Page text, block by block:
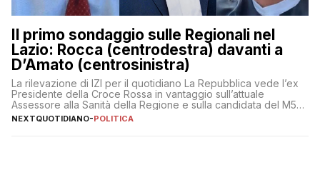
Il primo sondaggio sulle Regionali nel
Lazio: Rocca (centrodestra) davanti a
D’Amato (centrosinistra)
La rilevazione di IZI per il quotidiano La Repubblica vede l’ex
Presidente della Croce Rossa in vantaggio sull’attuale
Assessore alla Sanità della Regione e sulla candidata del M5S
Donatella Bianchi
NEXTQUOTIDIANO-POLITICA